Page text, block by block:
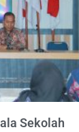
Sekolah